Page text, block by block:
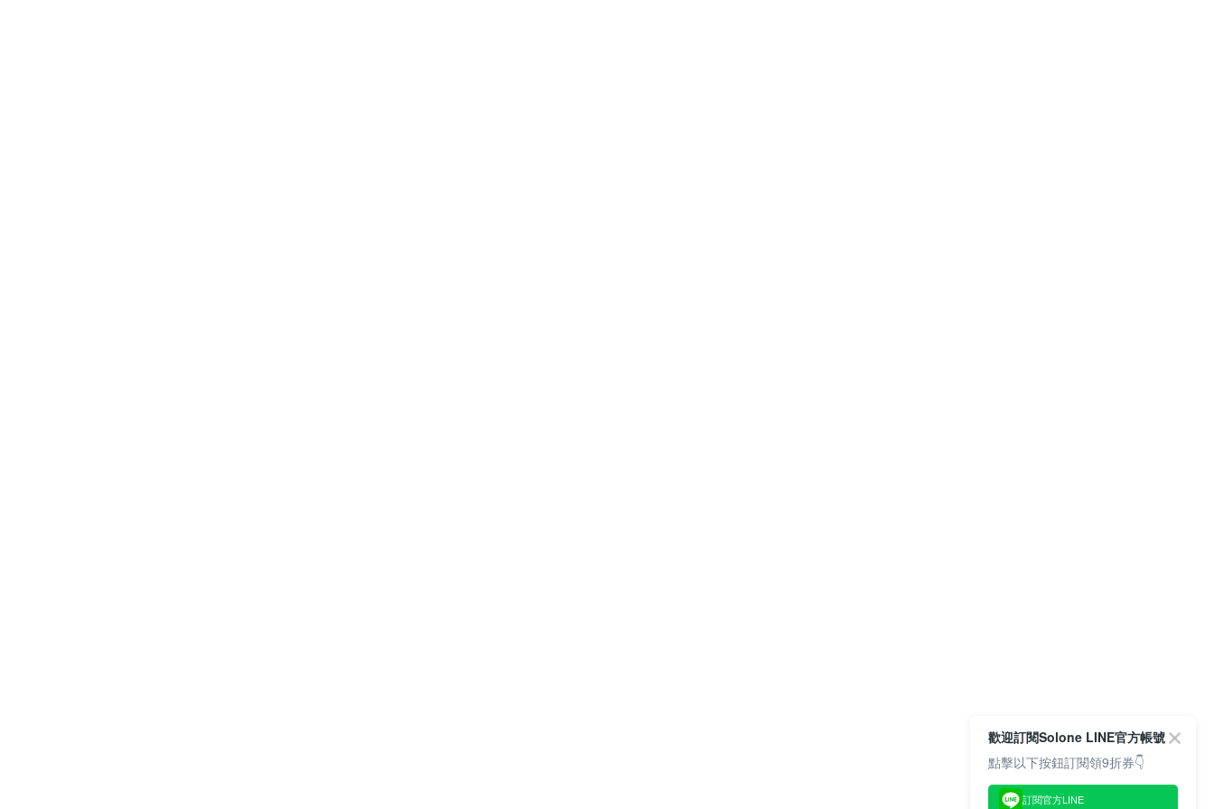
歡迎訂閱Solone LINE官方帳號
點擊以下按鈕訂閱領9折券👇
訂閱官方LINE